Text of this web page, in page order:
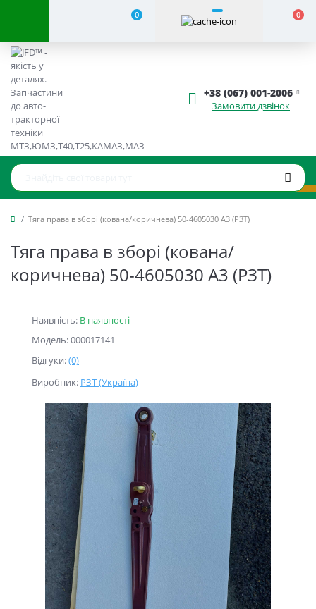
0 0
+38 (067) 001-2006
Замовити дзвінок
Тяга права в зборі (кована/коричнева) 50-4605030 А3 (РЗТ)
Тяга права в зборі (кована/
коричнева) 50-4605030 А3 (РЗТ)
Наявність: В наявності
Модель: 000017141
Відгуки:(0)
Виробник: РЗТ (Україна)